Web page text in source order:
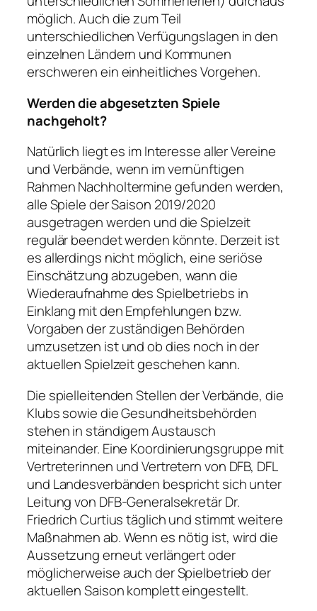
möglich. Auch die zum Teil
unterschiedlichen Verfügungslagen in den
einzelnen Ländern und Kommunen
erschweren ein einheitliches Vorgehen.
Werden die abgesetzten Spiele
nachgeholt?
Natürlich liegt es im Interesse aller Vereine
und Verbände, wenn im vernünftigen
Rahmen Nachholtermine gefunden werden,
alle Spiele der Saison 2019/2020
ausgetragen werden und die Spielzeit
regulär beendet werden könnte. Derzeit ist
es allerdings nicht möglich, eine seriöse
Einschätzung abzugeben, wann die
Wiederaufnahme des Spielbetriebs in
Einklang mit den Empfehlungen bzw.
Vorgaben der zuständigen Behörden
umzusetzen ist und ob dies noch in der
aktuellen Spielzeit geschehen kann.
Die spielleitenden Stellen der Verbände, die
Klubs sowie die Gesundheitsbehörden
stehen in ständigem Austausch
miteinander. Eine Koordinierungsgruppe mit
Vertreterinnen und Vertretern von DFB, DFL
und Landesverbänden bespricht sich unter
Leitung von DFB-Generalsekretär Dr.
Friedrich Curtius täglich und stimmt weitere
Maßnahmen ab. Wenn es nötig ist, wird die
Aussetzung erneut verlängert oder
möglicherweise auch der Spielbetrieb der
aktuellen Saison komplett eingestellt.